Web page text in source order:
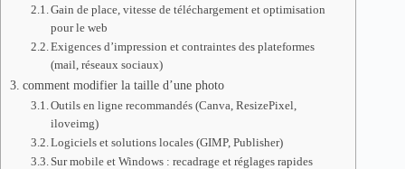
Gain de place, vitesse de téléchargement et optimisation
pour le web
Exigences d’impression et contraintes des plateformes
(mail, réseaux sociaux)
comment modifier la taille d’une photo
Outils en ligne recommandés (Canva, ResizePixel,
iloveimg)
Logiciels et solutions locales (GIMP, Publisher)
Sur mobile et Windows : recadrage et réglages rapides